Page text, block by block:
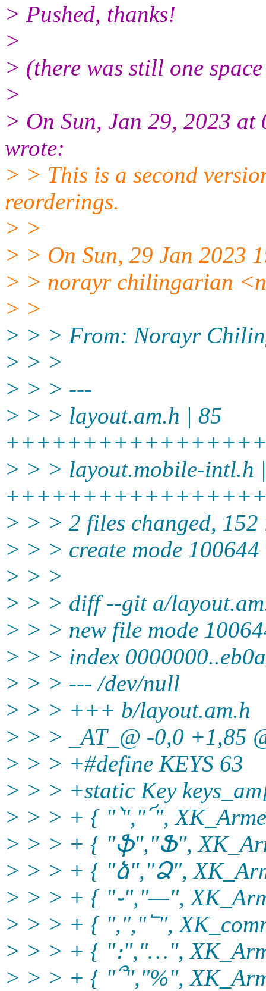
> Pushed, thanks!
>
> (there was still one
>
> On Sun, Jan 29, 2023
wrote:
> > This is a second
reorderings.
> >
> > On Sun, 29 Jan 2023
> > norayr chilingarian
> >
> > > From: Norayr
> > >
> > > ---
> > > layout.am.h | 85
> > > layout.mobile-intl.h
> > > 2 files changed,
> > > create mode
> > >
> > > diff --git a/
> > > new file mode
> > > index
> > > --- /dev/null
> > > +++ b/layout.am.h
> > > _AT_@ -0,0 +1,85
> > > +#define KEYS 63
> > > +static Key
> > > + { "՝","՜",
> > > + { "ֆ","Ֆ",
> > > + { "ձ","Ձ",
> > > + { "֊","—",
> > > + { ",","՟",
> > > + { "։","…",
> > > + { "՞","%",